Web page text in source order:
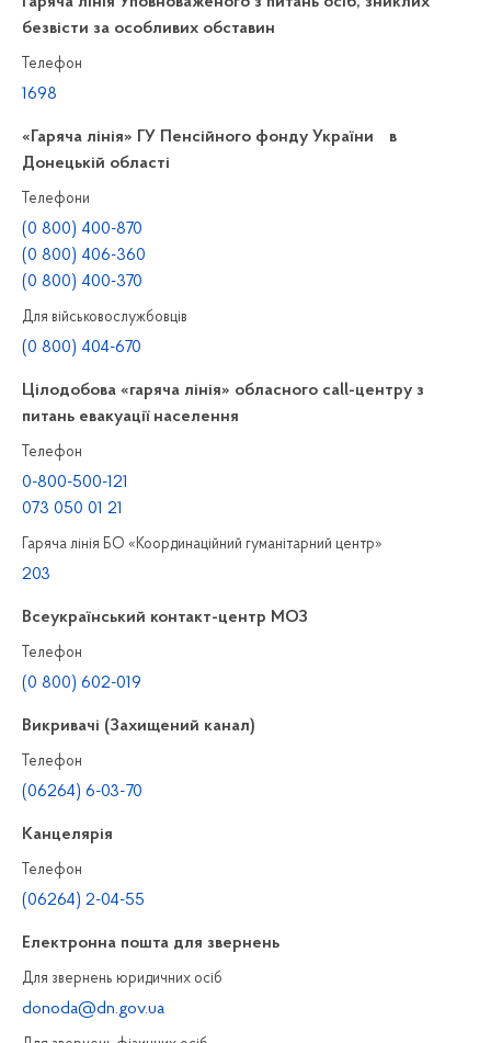
безвісти за особливих обставин
Телефон
1698
«Гаряча лінія» ГУ Пенсійного фонду України в
Донецькій області
Телефони
(0 800) 400-870
(0 800) 406-360
(0 800) 400-370
Для військовослужбовців
(0 800) 404-670
Цілодобова «гаряча лінія» обласного call-центру з
питань евакуації населення
Телефон
0-800-500-121
073 050 01 21
Гаряча лінія БО «Координаційний гуманітарний центр»
203
Всеукраїнський контакт-центр МОЗ
Телефон
(0 800) 602-019
Викривачі (Захищений канал)
Телефон
(06264) 6-03-70
Канцелярiя
Телефон
(06264) 2-04-55
Електронна пошта для звернень
Для звернень юридичних осiб
donoda@dn.gov.ua